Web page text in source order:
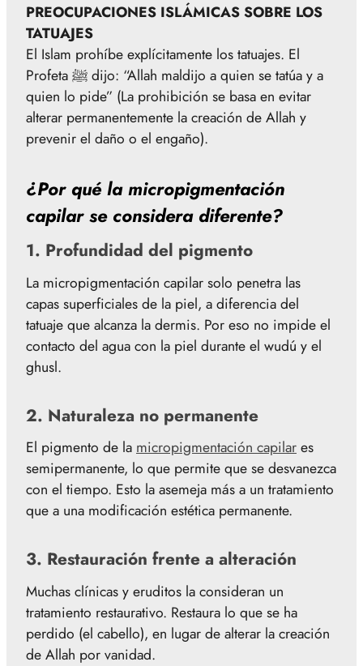
PREOCUPACIONES ISLÁMICAS SOBRE LOS
TATUAJES
El Islam prohíbe explícitamente los tatuajes. El
Profeta ﷺ dijo: “Allah maldijo a quien se tatúa y a
quien lo pide” (La prohibición se basa en evitar
alterar permanentemente la creación de Allah y
prevenir el daño o el engaño).
¿Por qué la micropigmentación
capilar se considera diferente?
1. Profundidad del pigmento
La micropigmentación capilar solo penetra las
capas superficiales de la piel, a diferencia del
tatuaje que alcanza la dermis. Por eso no impide el
contacto del agua con la piel durante el wudú y el
ghusl.
2. Naturaleza no permanente
El pigmento de la micropigmentación capilares
semipermanente, lo que permite que se desvanezca
con el tiempo. Esto la asemeja más a un tratamiento
que a una modificación estética permanente.
3. Restauración frente a alteración
Muchas clínicas y eruditos la consideran un
tratamiento restaurativo. Restaura lo que se ha
perdido (el cabello), en lugar de alterar la creación
de Allah por vanidad.